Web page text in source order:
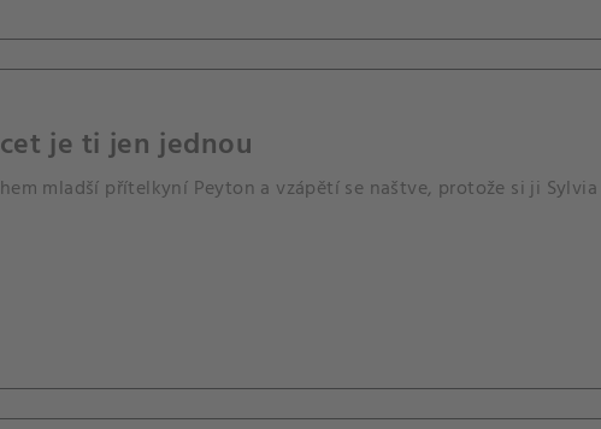
je ti jen jednou
mladší přítelkyní Peyton a vzápětí se naštve, protože si ji Sylvia